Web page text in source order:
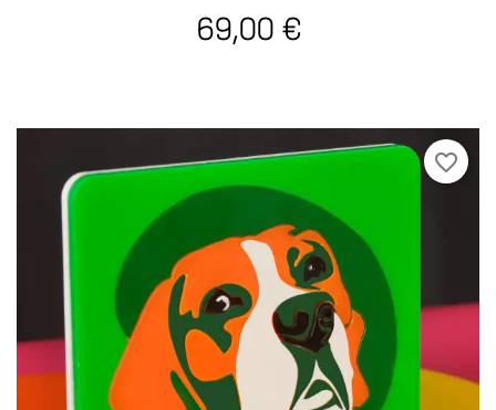
69,00 €
favorite_border